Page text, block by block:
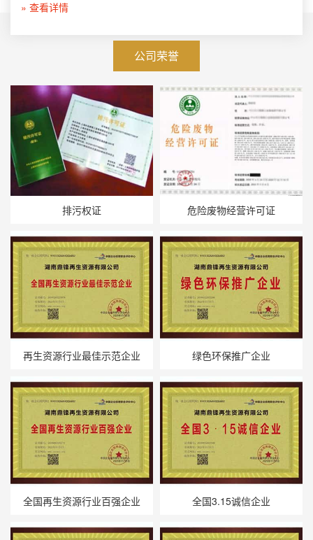
» 查看详情
公司荣誉
排污权证 危险废物经营许可证
再生资源行业最佳示范企业 绿色环保推广企业
全国再生资源行业百强企业 全国3.15诚信企业